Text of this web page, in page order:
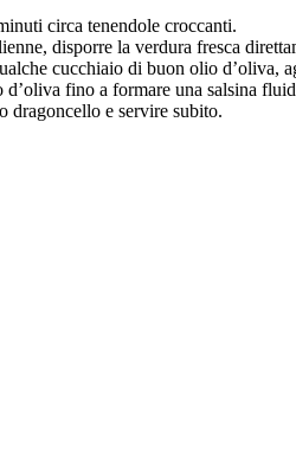
circa tenendole croccanti.
disporre la verdura fresca
cucchiaio di buon olio d’oliva,
fino a formare una salsina
dragoncello e servire subito.